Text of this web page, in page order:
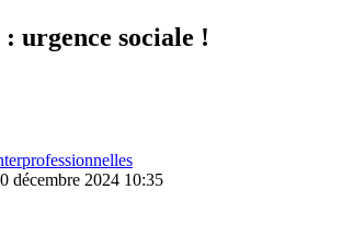
urgence sociale !
décembre 2024 10:35